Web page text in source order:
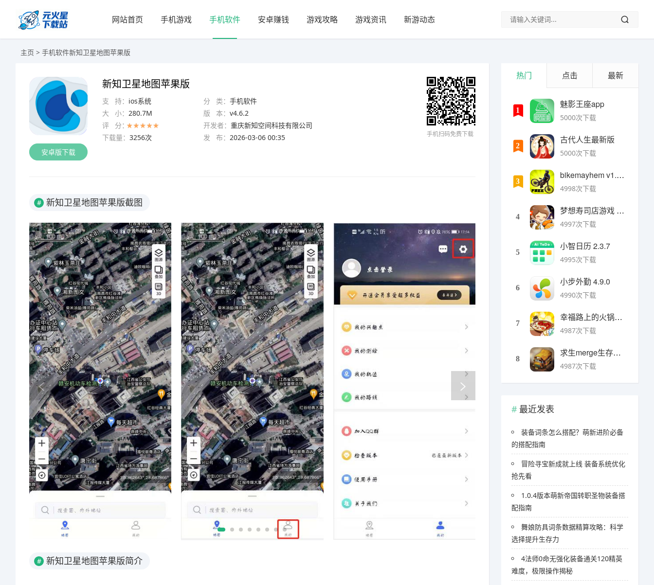
网站首页 手机游戏 手机软件 安卓赚钱 游戏攻略 游戏资讯 新游动态
主页 > 手机软件新知卫星地图苹果版
安卓版下载
新知卫星地图苹果版
支 持： ios系统 分 类： 手机软件
大 小： 280.7M 版 本： v4.6.2
评 分：
开发者： 重庆新知空间科技有限公司
下载量： 3256次 发 布： 2026-03-06 00:35 手机扫码免费下载
# 新知卫星地图苹果版截图
# 新知卫星地图苹果版简介
热门 点击 最新
1
魅影王座app
5000次下载
2
古代人生最新版
5000次下载
3
bikemayhem v1.6.2安卓版
4998次下载
4
梦想寿司店游戏 v4.14.1安卓版
4997次下载
5
小智日历 2.3.7
4995次下载
6
小步外勤 4.9.0
4990次下载
7
幸福路上的火锅店官方版 v5.3.5安卓版
4987次下载
8
求生merge生存之地手机版 v1.48.0安卓版
4987次下载
最近发表
装备词条怎么搭配？萌新进阶必备
的搭配指南
冒险寻宝新成就上线 装备系统优化
抢先看
1.0.4版本萌新帝国转职圣物装备搭
配指南
舞娘防具词条数据精算攻略：科学
选择提升生存力
4法师0命无强化装备通关120精英
难度，极限操作揭秘